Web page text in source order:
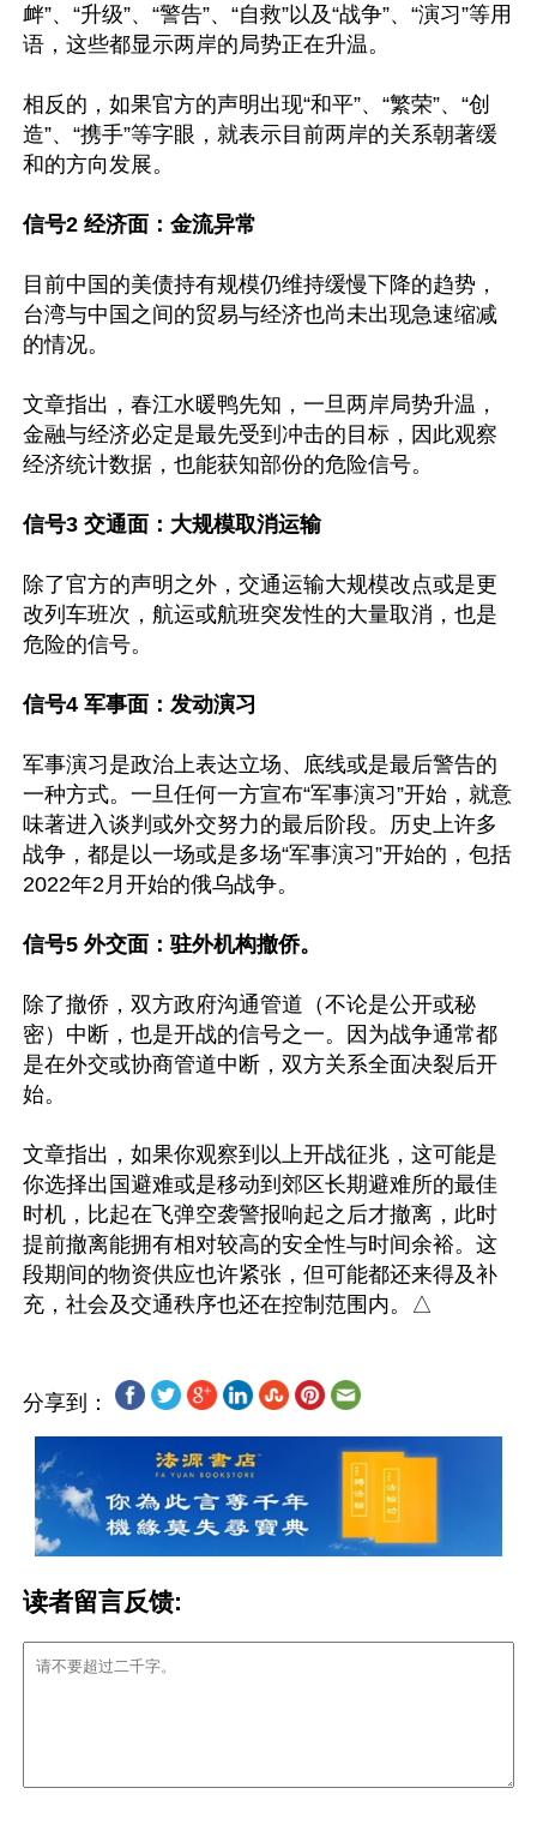
衅”、“升级”、“警告”、“自救”以及“战争”、“演习”等用
语，这些都显示两岸的局势正在升温。
相反的，如果官方的声明出现“和平”、“繁荣”、“创
造”、“携手”等字眼，就表示目前两岸的关系朝著缓
和的方向发展。
信号2 经济面：金流异常
目前中国的美债持有规模仍维持缓慢下降的趋势，
台湾与中国之间的贸易与经济也尚未出现急速缩减
的情况。
文章指出，春江水暖鸭先知，一旦两岸局势升温，
金融与经济必定是最先受到冲击的目标，因此观察
经济统计数据，也能获知部份的危险信号。
信号3 交通面：大规模取消运输
除了官方的声明之外，交通运输大规模改点或是更
改列车班次，航运或航班突发性的大量取消，也是
危险的信号。
信号4 军事面：发动演习
军事演习是政治上表达立场、底线或是最后警告的
一种方式。一旦任何一方宣布“军事演习”开始，就意
味著进入谈判或外交努力的最后阶段。历史上许多
战争，都是以一场或是多场“军事演习”开始的，包括
2022年2月开始的俄乌战争。
信号5 外交面：驻外机构撤侨。
除了撤侨，双方政府沟通管道（不论是公开或秘
密）中断，也是开战的信号之一。因为战争通常都
是在外交或协商管道中断，双方关系全面决裂后开
始。
文章指出，如果你观察到以上开战征兆，这可能是
你选择出国避难或是移动到郊区长期避难所的最佳
时机，比起在飞弹空袭警报响起之后才撤离，此时
提前撤离能拥有相对较高的安全性与时间余裕。这
段期间的物资供应也许紧张，但可能都还来得及补
分享到：
读者留言反馈: